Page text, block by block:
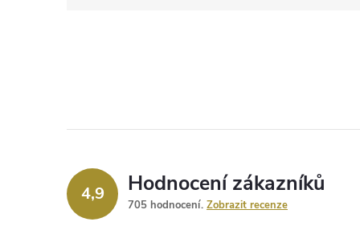
4,9 Hodnocení zákazníků
705 hodnocení Zobrazit recenze